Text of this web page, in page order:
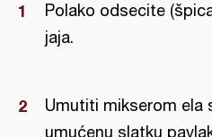
Polako odsecite
jaja.
Umutiti mikserom ela
umućenu slatku